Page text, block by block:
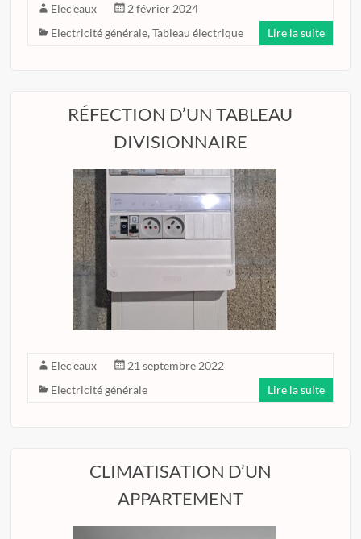
Elec'eaux
2 février 2024
Electricité générale,Tableau électrique Lire la suite
RÉFECTION D’UN TABLEAU
DIVISIONNAIRE
Elec'eaux
21 septembre 2022
Electricité générale
Lire la suite
CLIMATISATION D’UN
APPARTEMENT